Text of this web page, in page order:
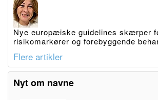
Nye europæiske guidelines skærper
risikomarkører og forebyggende
Flere artikler
Nyt om navne